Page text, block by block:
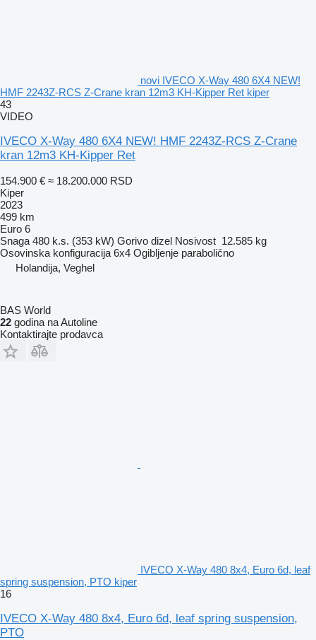
novi IVECO X-Way 480 6X4 NEW!
HMF 2243Z-RCS Z-Crane kran 12m3 KH-Kipper Ret kiper
43
VIDEO
IVECO X-Way 480 6X4 NEW! HMF 2243Z-RCS Z-Crane
kran 12m3 KH-Kipper Ret
154.900 € ≈ 18.200.000 RSD
Kiper
2023
499 km
Euro 6
Snaga 480 k.s. (353 kW) Gorivo dizel Nosivost 12.585 kg
Osovinska konfiguracija 6x4 Ogibljenje parabolično
Holandija, Veghel
BAS World
22 godina na Autoline
Kontaktirajte prodavca
IVECO X-Way 480 8x4, Euro 6d, leaf
spring suspension, PTO kiper
16
IVECO X-Way 480 8x4, Euro 6d, leaf spring suspension,
PTO